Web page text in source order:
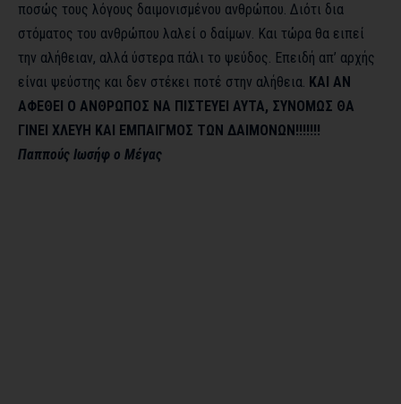
ποσώς τους λόγους δαιμονισμένου ανθρώπου. Διότι δια
στόματος του ανθρώπου λαλεί ο δαίμων. Και τώρα θα ειπεί
την αλήθειαν, αλλά ύστερα πάλι το ψεύδος. Επειδή απ’ αρχής
είναι ψεύστης και δεν στέκει ποτέ στην αλήθεια. ΚΑΙ ΑΝ
ΑΦΕΘΕΙ Ο ΑΝΘΡΩΠΟΣ ΝΑ ΠΙΣΤΕΥΕΙ ΑΥΤΑ, ΣΥΝΟΜΩΣ ΘΑ
ΓΙΝΕΙ ΧΛΕΥΗ ΚΑΙ ΕΜΠΑΙΓΜΟΣ ΤΩΝ ΔΑΙΜΟΝΩΝ!!!!!!!
Παππούς Ιωσήφ ο Μέγας